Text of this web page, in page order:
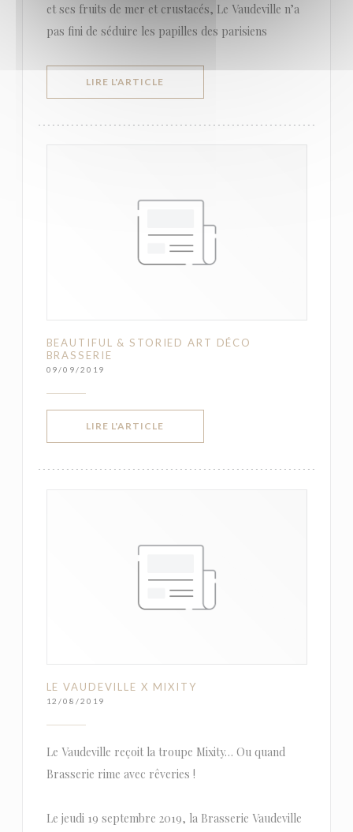
et ses fruits de mer et crustacés, Le Vaudeville n’a
pas fini de séduire les papilles des parisiens
LIRE L'ARTICLE
BEAUTIFUL & STORIED ART DÉCO
BRASSERIE
09/09/2019
LIRE L'ARTICLE
LE VAUDEVILLE X MIXITY
12/08/2019
Le Vaudeville reçoit la troupe Mixity… Ou quand
Brasserie rime avec rêveries !
Le jeudi 19 septembre 2019, la Brasserie Vaudeville